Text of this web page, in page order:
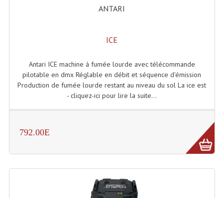
Pieds D'enceintes
Selecteurs Audio Vidéo
Amplificateurs Multi-Canaux
Enceintes Et Caissons Basses
ANTARI
ICE
Antari ICE machine à fumée lourde avec télécommande
pilotable en dmx Réglable en débit et séquence d'émission
Production de fumée lourde restant au niveau du sol La ice est
- cliquez-ici pour lire la suite...
792.00E